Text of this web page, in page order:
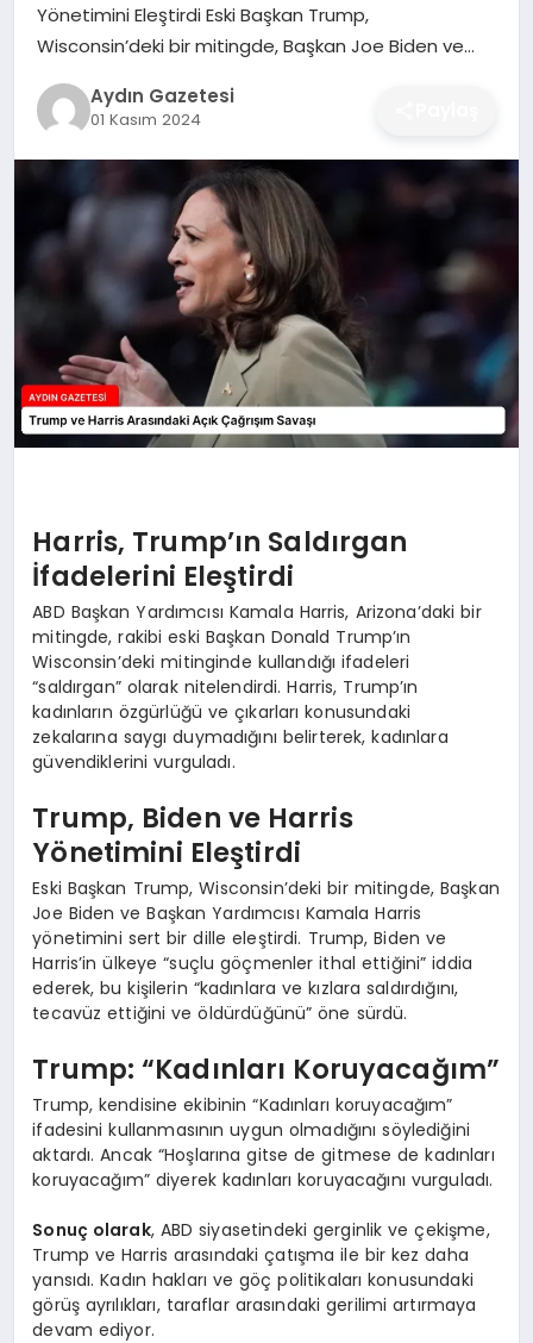
EĞITIM
DÜNYA
Yönetimini Eleştirdi Eski Başkan Trump,
Wisconsin’deki bir mitingde, Başkan Joe Biden ve…
Aydın Gazetesi
01 Kasım 2024
Harris, Trump’ın Saldırgan
İfadelerini Eleştirdi
ABD Başkan Yardımcısı Kamala Harris, Arizona’daki bir
mitingde, rakibi eski Başkan Donald Trump’ın
Wisconsin’deki mitinginde kullandığı ifadeleri
“saldırgan” olarak nitelendirdi. Harris, Trump’ın
kadınların özgürlüğü ve çıkarları konusundaki
zekalarına saygı duymadığını belirterek, kadınlara
güvendiklerini vurguladı.
Trump, Biden ve Harris
Yönetimini Eleştirdi
Eski Başkan Trump, Wisconsin’deki bir mitingde, Başkan
Joe Biden ve Başkan Yardımcısı Kamala Harris
yönetimini sert bir dille eleştirdi. Trump, Biden ve
Harris’in ülkeye “suçlu göçmenler ithal ettiğini” iddia
ederek, bu kişilerin “kadınlara ve kızlara saldırdığını,
tecavüz ettiğini ve öldürdüğünü” öne sürdü.
Trump: “Kadınları Koruyacağım”
Trump, kendisine ekibinin “Kadınları koruyacağım”
ifadesini kullanmasının uygun olmadığını söylediğini
aktardı. Ancak “Hoşlarına gitse de gitmese de kadınları
koruyacağım” diyerek kadınları koruyacağını vurguladı.
Sonuç olarak, ABD siyasetindeki gerginlik ve çekişme,
Trump ve Harris arasındaki çatışma ile bir kez daha
yansıdı. Kadın hakları ve göç politikaları konusundaki
görüş ayrılıkları, taraflar arasındaki gerilimi artırmaya
devam ediyor.